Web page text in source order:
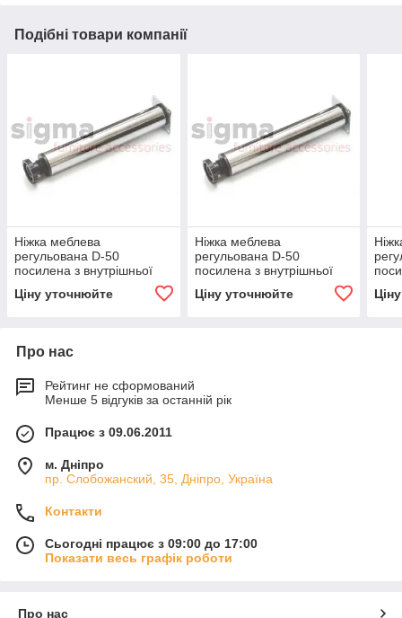
Подібні товари компанії
Ніжка меблева
регульована D-50
посилена з внутрішньої
Ціну уточнюйте
Ніжка меблева
регульована D-50
посилена з внутрішньої
Ціну уточнюйте
Про нас
Рейтинг не сформований
Менше 5 відгуків за останній рік
Працює з 09.06.2011
м. Дніпро
пр. Слобожанский, 35, Дніпро, Україна
Контакти
Сьогодні працює з 09:00 до 17:00
Показати весь графік роботи
Про нас